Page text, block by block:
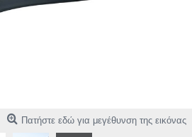
Eurolamp 145-70045 Ταινία Led
Πατήστε εδώ για μεγέθυνση της εικόνας